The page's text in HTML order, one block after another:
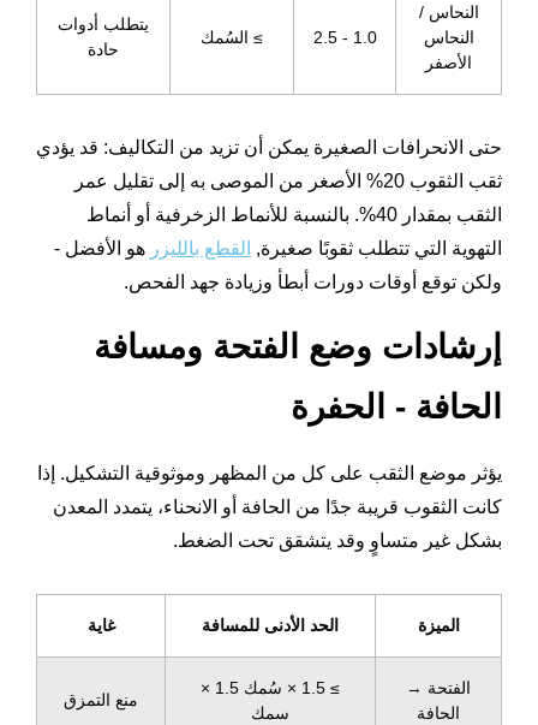
النحاس /
النحاس
الأصفر
1.0 - 2.5 ≥ السُمك
يتطلب أدوات
حادة
حتى الانحرافات الصغيرة يمكن أن تزيد من التكاليف: قد يؤدي
ثقب الثقوب 20% الأصغر من الموصى به إلى تقليل عمر
الثقب بمقدار 40%. بالنسبة للأنماط الزخرفية أو أنماط
التهوية التي تتطلب ثقوبًا صغيرة, القطع بالليزر هو الأفضل -
ولكن توقع أوقات دورات أبطأ وزيادة جهد الفحص.
إرشادات وضع الفتحة ومسافة
الحافة - الحفرة
يؤثر موضع الثقب على كل من المظهر وموثوقية التشكيل. إذا
كانت الثقوب قريبة جدًا من الحافة أو الانحناء، يتمدد المعدن
بشكل غير متساوٍ وقد يتشقق تحت الضغط.
الميزة الحد الأدنى للمسافة غاية
الفتحة →
الحافة
≥ 1.5 × سُمك 1.5 ×
سمك
منع التمزق